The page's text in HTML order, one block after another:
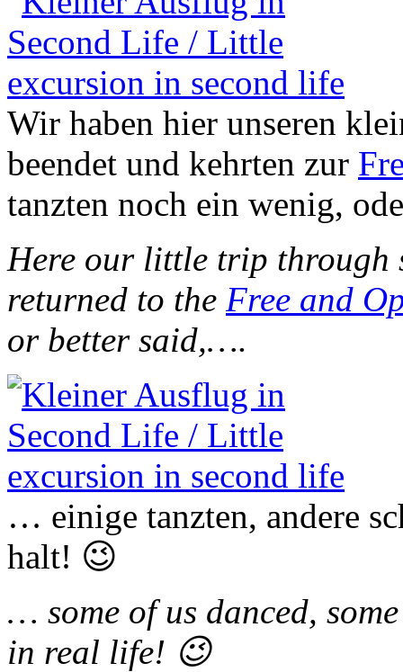
Wir haben hier unseren
beendet und kehrten zur
tanzten noch ein wenig,
Here our little trip through
returned to the Free and
or better said,….
… einige tanzten, andere
halt! 😉
… some of us danced,
in real life! 😉